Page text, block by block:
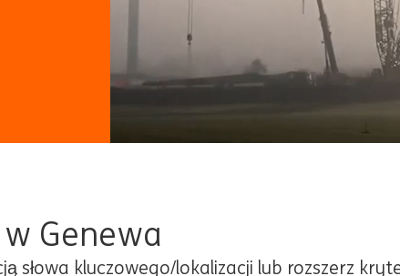
Genewa
słowa kluczowego/lokalizacji lub rozszerz